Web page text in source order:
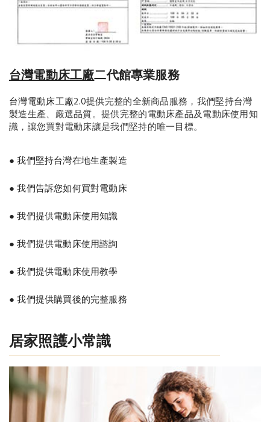
台灣電動床工廠二代館專業服務
台灣電動床工廠2.0提供完整的全新商品服務，我們堅持台灣
製造生產、嚴選品質。提供完整的電動床產品及電動床使用知
識，讓您買對電動床讓是我們堅持的唯一目標。
● 我們堅持台灣在地生產製造
● 我們告訴您如何買對電動床
● 我們提供電動床使用知識
● 我們提供電動床使用諮詢
● 我們提供電動床使用教學
● 我們提供購買後的完整服務
居家照護小常識